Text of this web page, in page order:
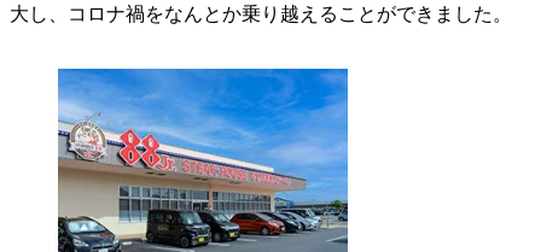
大し、コロナ禍をなんとか乗り越えることができました。